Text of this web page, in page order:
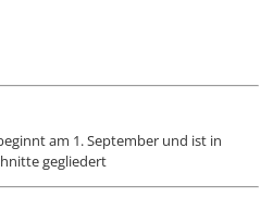
am 1. September und ist in
gegliedert